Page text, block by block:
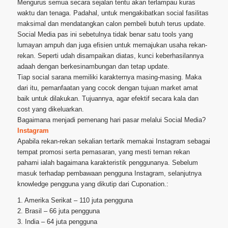
Mengurus semua secara sejalan tentu akan terlampau kuras
waktu dan tenaga. Padahal, untuk mengakibatkan social fasilitas
maksimal dan mendatangkan calon pembeli butuh terus update.
Social Media pas ini sebetulnya tidak benar satu tools yang
lumayan ampuh dan juga efisien untuk memajukan usaha rekan-
rekan. Seperti udah disampaikan diatas, kunci keberhasilannya
adaah dengan berkesinambungan dan tetap update.
Tiap social sarana memiliki karakternya masing-masing. Maka
dari itu, pemanfaatan yang cocok dengan tujuan market amat
baik untuk dilakukan. Tujuannya, agar efektif secara kala dan
cost yang dikeluarkan.
Bagaimana menjadi pemenang hari pasar melalui Social Media?
Instagram
Apabila rekan-rekan sekalian tertarik memakai Instagram sebagai
tempat promosi serta pemasaran, yang mesti teman rekan
pahami ialah bagaimana karakteristik penggunanya. Sebelum
masuk terhadap pembawaan pengguna Instagram, selanjutnya
knowledge pengguna yang dikutip dari Cuponation.:
1. Amerika Serikat – 110 juta pengguna
2. Brasil – 66 juta pengguna
3. India – 64 juta pengguna